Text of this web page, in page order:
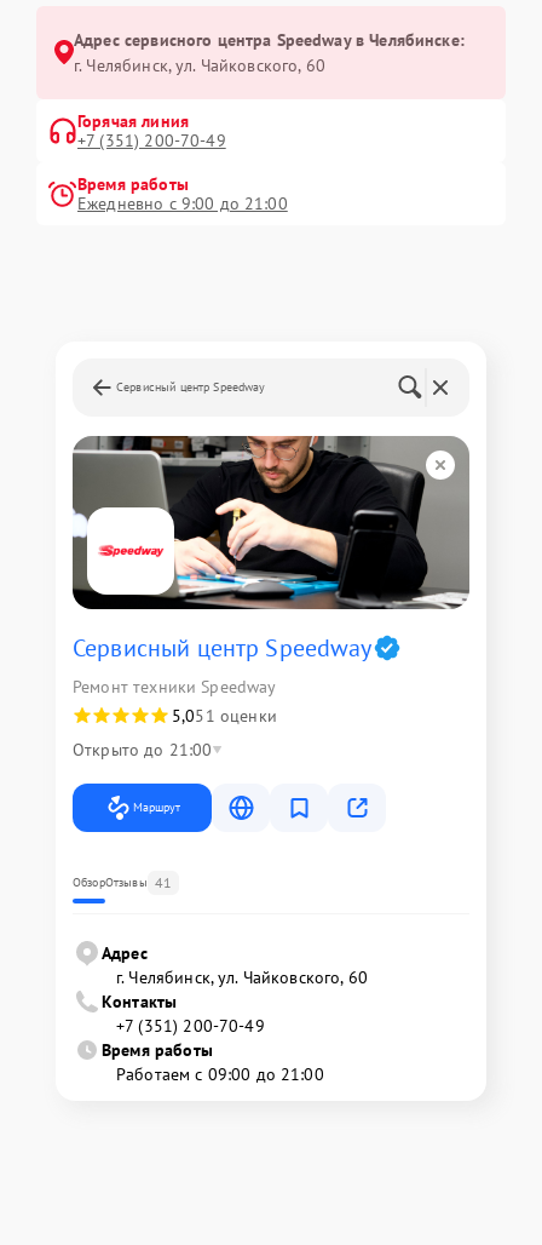
Адрес сервисного центра Speedway в Челябинске:
г. Челябинск, ул. Чайковского, 60
Горячая линия
+7 (351) 200-70-49
Время работы
Ежедневно с 9:00 до 21:00
Сервисный центр Speedway
Сервисный центр Speedway
Ремонт техники Speedway
5,051 оценки
Открыто до 21:00
Маршрут
ОбзорОтзывы 41
Адрес
г. Челябинск, ул. Чайковского, 60
Контакты
+7 (351) 200-70-49
Время работы
Работаем с 09:00 до 21:00